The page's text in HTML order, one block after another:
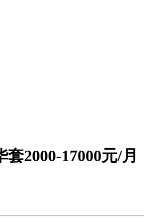
2000-17000元/月